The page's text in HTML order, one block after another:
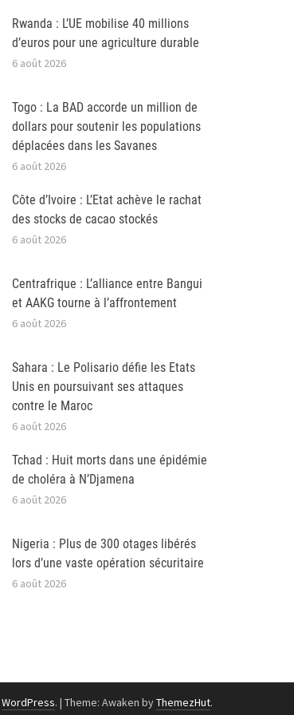
Rwanda : L’UE mobilise 40 millions
d’euros pour une agriculture durable
6 août 2026
Togo : La BAD accorde un million de
dollars pour soutenir les populations
déplacées dans les Savanes
6 août 2026
Côte d’Ivoire : L’Etat achève le rachat
des stocks de cacao stockés
6 août 2026
Centrafrique : L’alliance entre Bangui
et AAKG tourne à l’affrontement
6 août 2026
Sahara : Le Polisario défie les Etats
Unis en poursuivant ses attaques
contre le Maroc
6 août 2026
Tchad : Huit morts dans une épidémie
de choléra à N’Djamena
6 août 2026
Nigeria : Plus de 300 otages libérés
lors d’une vaste opération sécuritaire
6 août 2026
WordPress. | Theme: Awaken byThemezHut.